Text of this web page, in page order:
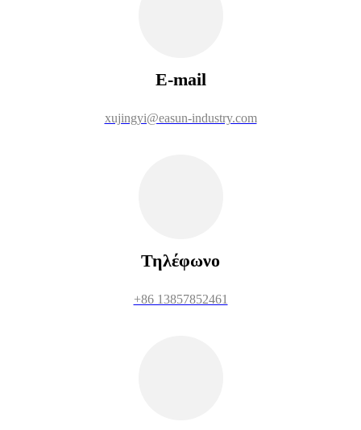
E-mail
xujingyi@easun-industry.com
Τηλέφωνο
+86 13857852461